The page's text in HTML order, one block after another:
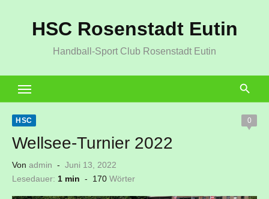
HSC Rosenstadt Eutin
Handball-Sport Club Rosenstadt Eutin
HSC 0
Wellsee-Turnier 2022
Von admin
Veröffentlicht
am
Juni 13, 2022
Lesedauer: 1 min - 170 Wörter